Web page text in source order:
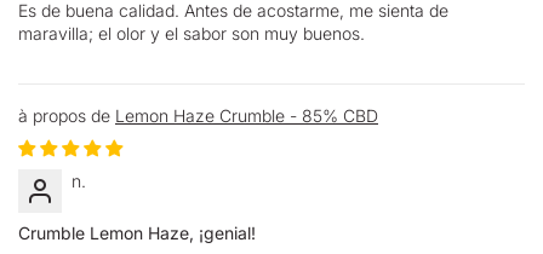
Es de buena calidad. Antes de acostarme, me sienta de
maravilla; el olor y el sabor son muy buenos.
Lemon Haze Crumble - 85% CBD
n.
Crumble Lemon Haze, ¡genial!